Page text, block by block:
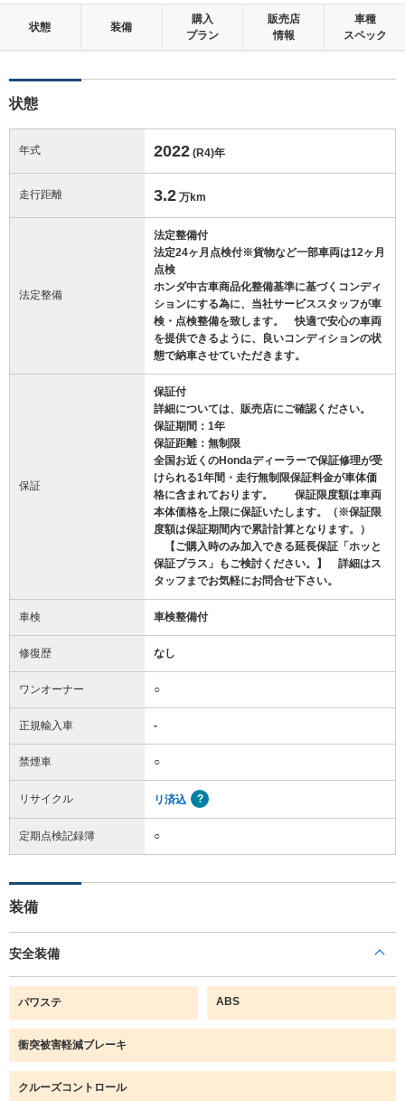
修復歴：無
状態 装備
購入
プラン
販売店
情報
車種
スペック
状態
年式 2022 (R4)年
走行距離 3.2 万km
法定整備
法定整備付
法定24ヶ月点検付※貨物など一部車両は12ヶ月
点検
ホンダ中古車商品化整備基準に基づくコンディ
ションにする為に、当社サービススタッフが車
検・点検整備を致します。 快適で安心の車両
を提供できるように、良いコンディションの状
態で納車させていただきます。
保証
保証付
詳細については、販売店にご確認ください。
保証期間：1年
保証距離：無制限
全国お近くのHondaディーラーで保証修理が受
けられる1年間・走行無制限保証料金が車体価
格に含まれております。 保証限度額は車両
本体価格を上限に保証いたします。（※保証限
度額は保証期間内で累計計算となります。）
【ご購入時のみ加入できる延長保証「ホッと
保証プラス」もご検討ください。】 詳細はス
タッフまでお気軽にお問合せ下さい。
車検 車検整備付
修復歴 なし
ワンオーナー ○
正規輸入車 -
禁煙車 ○
リサイクル リ済込
定期点検記録簿 ○
装備
安全装備
パワステ ABS
衝突被害軽減ブレーキ
クルーズコントロール